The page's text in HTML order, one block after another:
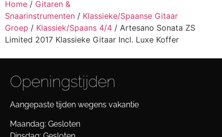
Home / Gitaren &
Snaarinstrumenten / Klassieke/Spaanse Gitaar
Groep / Klassiek/Spaans 4/4 / Artesano Sonata ZS
Limited 2017 Klassieke Gitaar Incl. Luxe Koffer
Openingstijden
Aangepaste tijden wegens vakantie
Maandag: Gesloten